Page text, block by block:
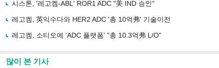
유
기
시스톤, '레고켐-ABL' ROR1 ADC "美 IND 승인"
레고켐, 英익수다와 HER2 ADC '총 10억弗' 기술이전
레고켐, 소티오에 'ADC 플랫폼' "총 10.3억弗 L/O"
많이 본 기사